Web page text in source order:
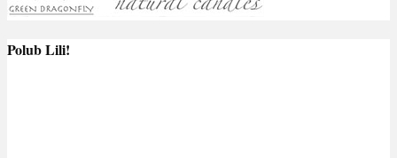
Polub Lili!